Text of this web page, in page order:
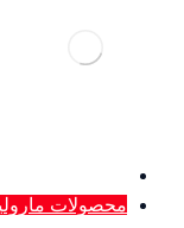
محصولات